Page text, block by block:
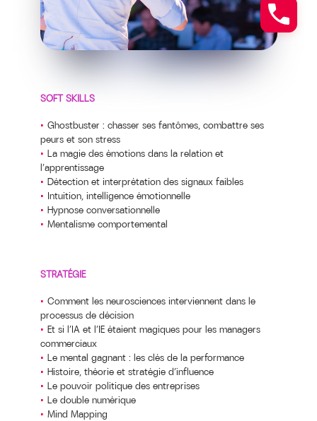
SOFT SKILLS
Ghostbuster : chasser ses fantômes, combattre ses
peurs et son stress
La magie des émotions dans la relation et
l’apprentissage
Détection et interprétation des signaux faibles
Intuition, intelligence émotionnelle
Hypnose conversationnelle
Mentalisme comportemental
STRATÉGIE
Comment les neurosciences interviennent dans le
processus de décision
Et si l’IA et l’IE étaient magiques pour les managers
commerciaux
Le mental gagnant : les clés de la performance
Histoire, théorie et stratégie d’influence
Le pouvoir politique des entreprises
Le double numérique
Mind Mapping